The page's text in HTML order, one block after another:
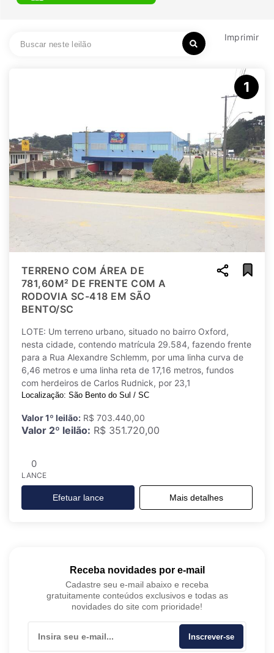
Imprimir
1
TERRENO COM ÁREA DE
781,60M² DE FRENTE COM A
RODOVIA SC-418 EM SÃO
BENTO/SC
LOTE: Um terreno urbano, situado no bairro Oxford,
nesta cidade, contendo matrícula 29.584, fazendo frente
para a Rua Alexandre Schlemm, por uma linha curva de
6,46 metros e uma linha reta de 17,16 metros, fundos
com herdeiros de Carlos Rudnick, por 23,1
Localização: São Bento do Sul / SC
Valor 1º leilão: R$ 703.440,00
Valor 2º leilão: R$ 351.720,00
0
LANCE
Efetuar lance Mais detalhes
Receba novidades por e-mail
Cadastre seu e-mail abaixo e receba
gratuitamente conteúdos exclusivos e todas as
novidades do site com prioridade!
Inscrever-se